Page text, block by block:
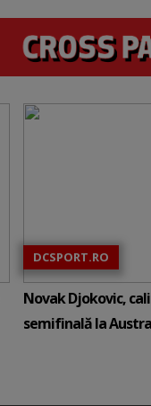
DCSPORT.RO
Novak Djokovic,
semifinală la